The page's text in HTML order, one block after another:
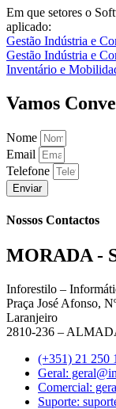
Em que setores o
aplicado:
Gestão Indústria e
Gestão Indústria e
Inventário e
Vamos
Nome
Email
Telefone
Enviar
Nossos Contactos
MORADA -
Inforestilo –
Praça José Afonso,
Laranjeiro
2810-236 –
(+351) 21 250
Geral:
Comercial:
Suporte: